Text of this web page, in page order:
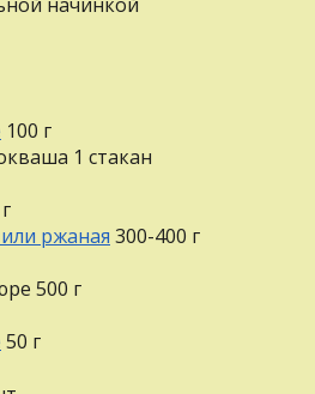
100 г
1 стакан
г
ржаная 300-400 г
500 г
50 г